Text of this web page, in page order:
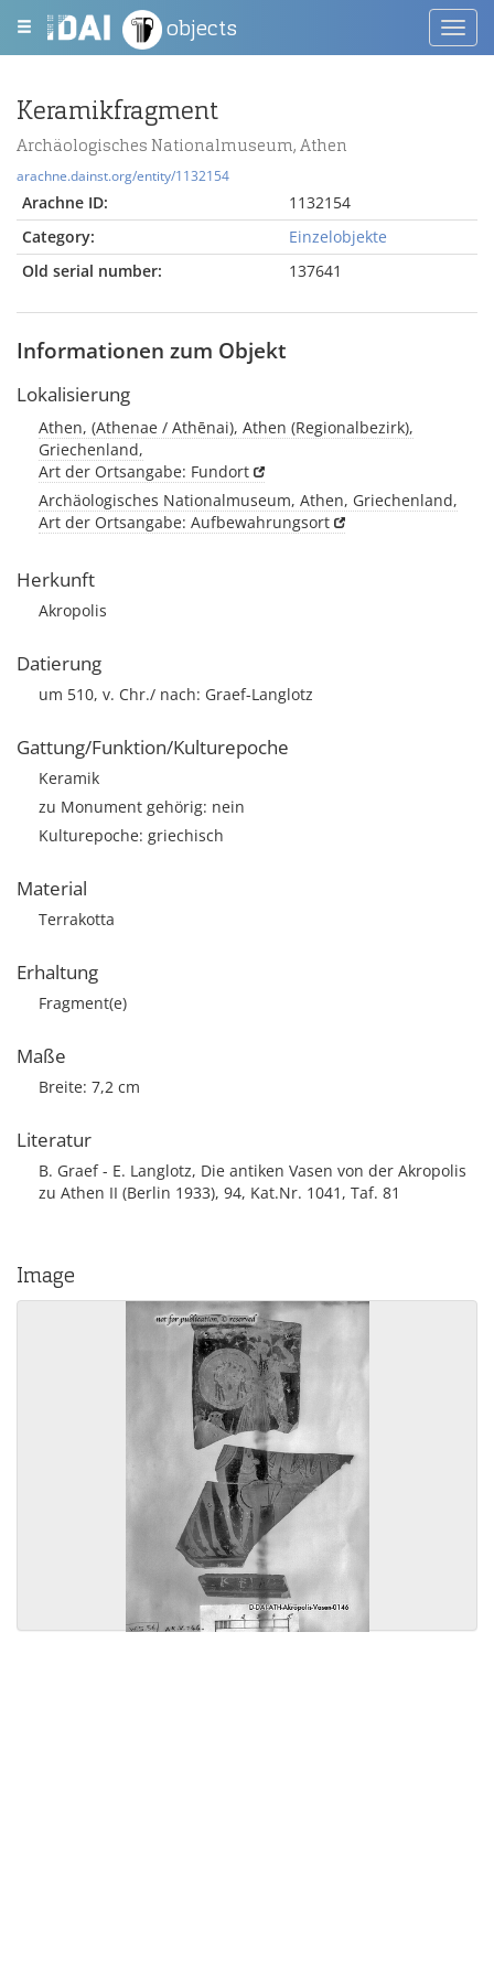
objects
Keramikfragment
Archäologisches Nationalmuseum, Athen
arachne.dainst.org/entity/1132154
Arachne ID:
1132154
Category:
Einzelobjekte
Old serial number:
137641
Informationen zum Objekt
Lokalisierung
Athen, (Athenae / Athēnai), Athen (Regionalbezirk),
Griechenland,
Art der Ortsangabe: Fundort
Archäologisches Nationalmuseum, Athen, Griechenland,
Art der Ortsangabe: Aufbewahrungsort
Herkunft
Akropolis
Datierung
um 510, v. Chr./ nach: Graef-Langlotz
Gattung/Funktion/Kulturepoche
Keramik
zu Monument gehörig: nein
Kulturepoche: griechisch
Material
Terrakotta
Erhaltung
Fragment(e)
Maße
Breite: 7,2 cm
Literatur
B. Graef - E. Langlotz, Die antiken Vasen von der Akropolis
zu Athen II (Berlin 1933), 94, Kat.Nr. 1041, Taf. 81
Image